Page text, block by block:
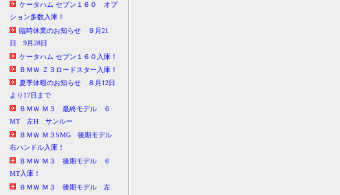
ケータハム セブン１６０ オプ
ション多数入庫！
臨時休業のお知らせ ９月21
日 9月28日
ケータハム セブン１６０入庫！
ＢＭＷ Ｚ３ロードスター入庫！
夏季休暇のお知らせ ８月12日
より17日まで
ＢＭＷ Ｍ３ 最終モデル ６
MT 左H サンルー
ＢＭＷ Ｍ３SMG 後期モデル
右ハンドル入庫！
ＢＭＷ Ｍ３ 後期モデル ６
MT入庫！
ＢＭＷ Ｍ３ 後期モデル 左